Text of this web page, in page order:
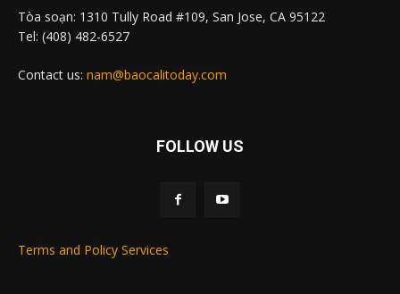
Tòa soạn: 1310 Tully Road #109, San Jose, CA 95122
Tel: (408) 482-6527
Contact us: nam@baocalitoday.com
FOLLOW US
Terms and Policy Services